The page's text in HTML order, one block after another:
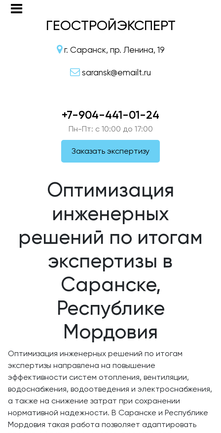
ГЕОСТРОЙЭКСПЕРТ
г. Саранск, пр. Ленина, 19
saransk@emailt.ru
+7-904-441-01-24
Пн-Пт: c 10:00 до 17:00
Заказать экспертизу
Оптимизация
инженерных
решений по итогам
экспертизы в
Саранске,
Республике
Мордовия
Оптимизация инженерных решений по итогам
экспертизы направлена на повышение
эффективности систем отопления, вентиляции,
водоснабжения, водоотведения и электроснабжения,
а также на снижение затрат при сохранении
нормативной надежности. В Саранске и Республике
Мордовия такая работа позволяет адаптировать